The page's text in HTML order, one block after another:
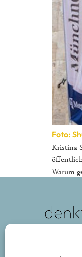
Foto:
Kristina
Warum